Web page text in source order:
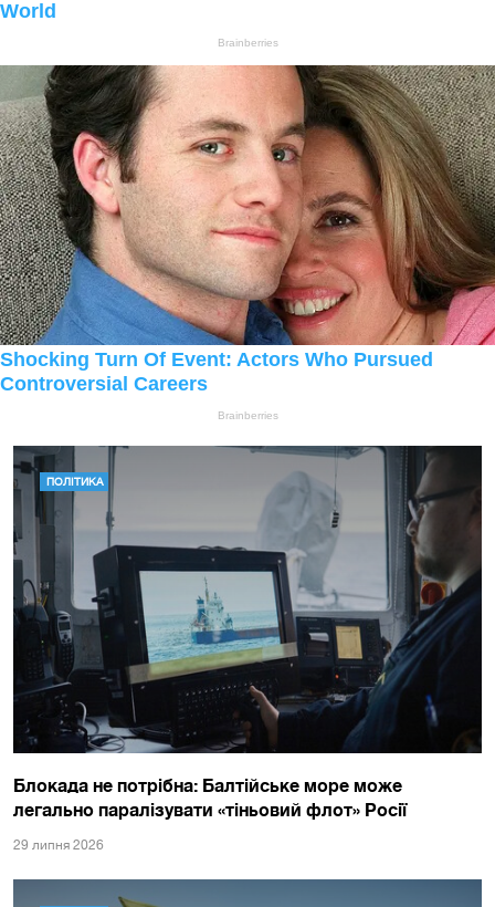
ПОЛІТИКА
Блокада не потрібна: Балтійське море може
легально паралізувати «тіньовий флот» Росії
29 липня 2026